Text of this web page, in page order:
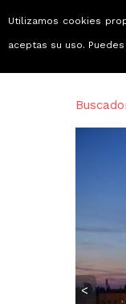
<
Utilizamos cookies
aceptas su uso.